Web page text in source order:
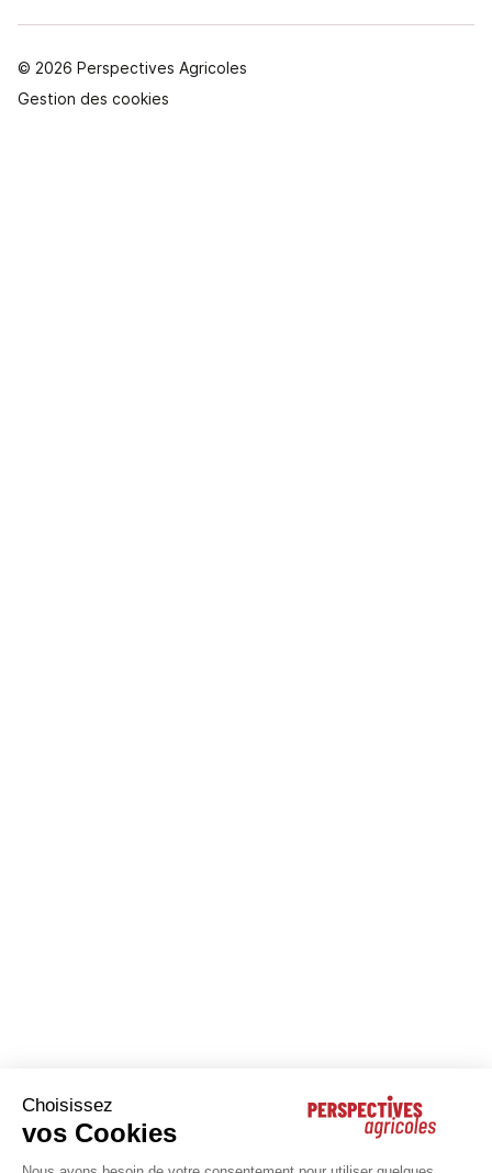
© 2026 Perspectives Agricoles
Gestion des cookies